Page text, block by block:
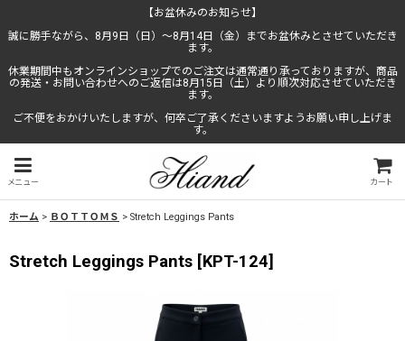
【お盆休みのお知らせ】
誠に勝手ながら、8月9日（日）〜8月14日（金）までお盆休みとさせていただき
ます。
休業期間中もオンラインショップでのご注文は通常通り承っておりますが、商品
の発送・お問い合わせへのご返信は8月15日（土）より順次対応させていただき
ます。
ご不便をおかけいたしますが、何卒ご了承くださいますようお願い申し上げま
す。
メニュー カート
ホーム > ＢＯＴＴＯＭＳ > Stretch Leggings Pants
Stretch Leggings Pants [KPT-124]